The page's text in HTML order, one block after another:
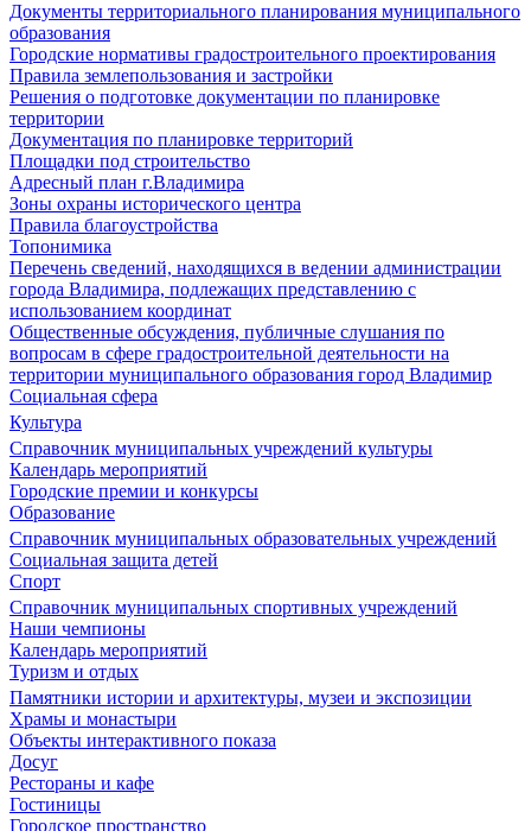
Документы территориального планирования муниципального
образования
Городские нормативы градостроительного проектирования
Правила землепользования и застройки
Решения о подготовке документации по планировке
территории
Документация по планировке территорий
Площадки под строительство
Адресный план г.Владимира
Зоны охраны исторического центра
Правила благоустройства
Топонимика
Перечень сведений, находящихся в ведении администрации
города Владимира, подлежащих представлению с
использованием координат
Общественные обсуждения, публичные слушания по
вопросам в сфере градостроительной деятельности на
территории муниципального образования город Владимир
Социальная сфера
Культура
Справочник муниципальных учреждений культуры
Календарь мероприятий
Городские премии и конкурсы
Образование
Справочник муниципальных образовательных учреждений
Социальная защита детей
Спорт
Справочник муниципальных спортивных учреждений
Наши чемпионы
Календарь мероприятий
Туризм и отдых
Памятники истории и архитектуры, музеи и экспозиции
Храмы и монастыри
Объекты интерактивного показа
Досуг
Рестораны и кафе
Гостиницы
Городское пространство